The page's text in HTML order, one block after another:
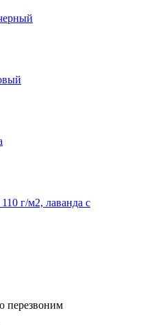
г/м2, лаванда с
перезвоним